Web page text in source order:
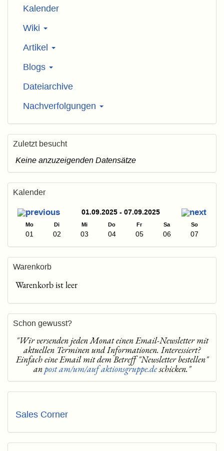
Kalender
Wiki
Artikel
Blogs
Dateiarchive
Nachverfolgungen
Zuletzt besucht
Keine anzuzeigenden Datensätze
Kalender
01.09.2025 - 07.09.2025
Mo Di Mi Do Fr Sa So
01 02 03 04 05 06 07
Warenkorb
Warenkorb ist leer
Schon gewusst?
"Wir versenden jeden Monat einen Email-Newsletter mit
aktuellen Terminen und Informationen. Interessiert?
Einfach eine Email mit dem Betreff "Newsletter bestellen"
anpost am/um/auf aktionsgruppe.deschicken."
Sales Corner